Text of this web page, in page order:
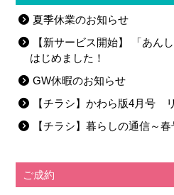
夏季休業のお知らせ
【新サービス開始】 「あん
はじめました！
GW休暇のお知らせ
【チラシ】かわら版4月号
【チラシ】暮らしの通信～春
ご成約